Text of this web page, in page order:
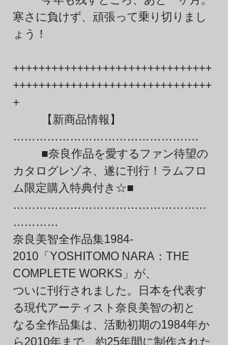
寒さに負けず、頑張って乗り切りまし
ょう！
+++++++++++++++++++++++++++++++
+++++++++++++++++++++++++++++++
+
………………………………………….
カタログレゾネ、遂に刊行！ラムフロ
ム限定購入特典付き☆■
……………………………………………
…………
奈良美智全作品集1984-
2010「YOSHITOMO NARA：THE
COMPLETE WORKS」が、
ついに刊行されました。日本を代表す
る現代アーティスト奈良美智の初と
なる全作品集は、活動初期の1984年か
ら2010年まで、約25年間に制作された